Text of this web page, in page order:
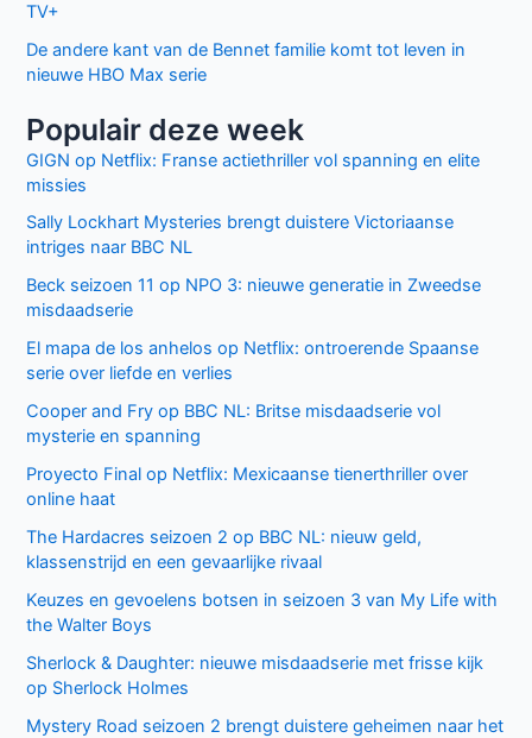
TV+
De andere kant van de Bennet familie komt tot leven in
nieuwe HBO Max serie
Populair deze week
GIGN op Netflix: Franse actiethriller vol spanning en elite
missies
Sally Lockhart Mysteries brengt duistere Victoriaanse
intriges naar BBC NL
Beck seizoen 11 op NPO 3: nieuwe generatie in Zweedse
misdaadserie
El mapa de los anhelos op Netflix: ontroerende Spaanse
serie over liefde en verlies
Cooper and Fry op BBC NL: Britse misdaadserie vol
mysterie en spanning
Proyecto Final op Netflix: Mexicaanse tienerthriller over
online haat
The Hardacres seizoen 2 op BBC NL: nieuw geld,
klassenstrijd en een gevaarlijke rivaal
Keuzes en gevoelens botsen in seizoen 3 van My Life with
the Walter Boys
Sherlock & Daughter: nieuwe misdaadserie met frisse kijk
op Sherlock Holmes
Mystery Road seizoen 2 brengt duistere geheimen naar het